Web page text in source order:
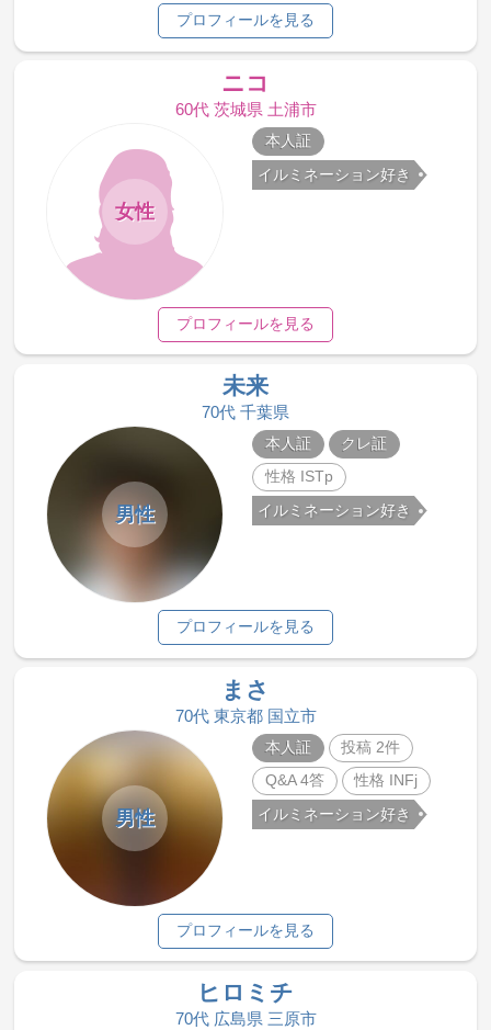
プロフィールを見る
ニコ
60代 茨城県 土浦市
女性
本人証
イルミネーション好き
プロフィールを見る
未来
70代 千葉県
男性
本人証
クレ証
性格 ISTp
イルミネーション好き
プロフィールを見る
まさ
70代 東京都 国立市
男性
本人証
投稿 2件
Q&A 4答
性格 INFj
イルミネーション好き
プロフィールを見る
ヒロミチ
70代 広島県 三原市